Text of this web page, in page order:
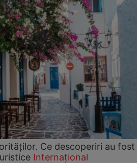
Ce descoperiri au fost
Internațional